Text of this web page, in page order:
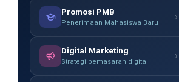
Promosi PMB
Penerimaan Mahasiswa Baru ›
Digital Marketing
Strategi pemasaran digital ›